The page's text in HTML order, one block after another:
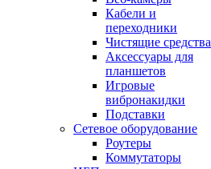
Кабели и
переходники
Чистящие средства
Аксессуары для
планшетов
Игровые
вибронакидки
Подставки
Сетевое оборудование
Роутеры
Коммутаторы